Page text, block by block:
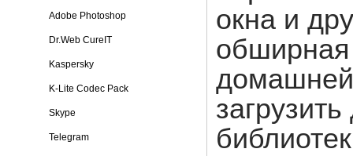
Adobe Photoshop
Dr.Web CureIT
Kaspersky
K-Lite Codec Pack
Skype
Telegram
окна и
обширная